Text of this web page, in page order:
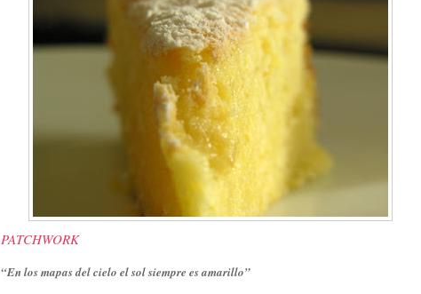
PATCHWORK
“En los mapas del cielo el sol siempre es amarillo”